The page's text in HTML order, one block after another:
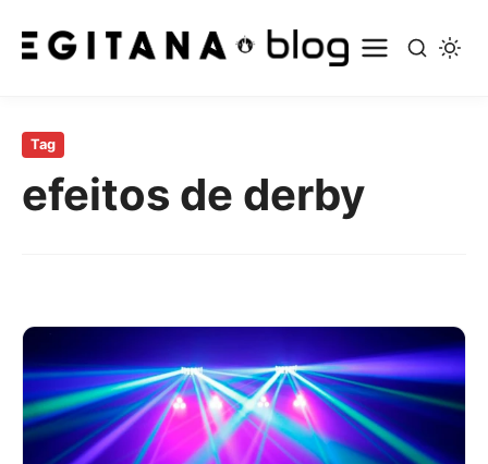
para
conteúdo
principal
Tag
efeitos de derby